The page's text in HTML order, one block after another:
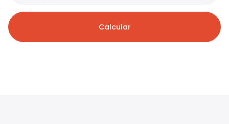
Calcular